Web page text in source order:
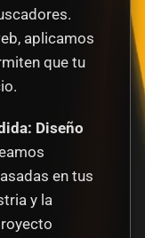
aplicamos
que tu
Diseño
en tus
y la